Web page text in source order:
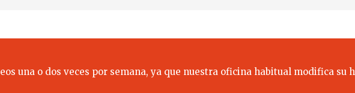
una o dos veces por semana, ya que nuestra oficina habitual modifica su